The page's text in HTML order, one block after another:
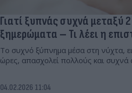
Γιατί ξυπνάς συχνά μεταξύ
ξημερώματα – Τι λέει η
Το συχνό ξύπνημα μέσα στη νύχτα,
ώρες, απασχολεί πολλούς και
04.02.2026 11:04